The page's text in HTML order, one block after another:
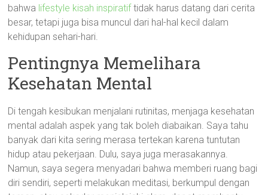
bahwa lifestyle kisah inspiratiftidak harus datang dari cerita
besar, tetapi juga bisa muncul dari hal-hal kecil dalam
kehidupan sehari-hari.
Pentingnya Memelihara
Kesehatan Mental
Di tengah kesibukan menjalani rutinitas, menjaga kesehatan
mental adalah aspek yang tak boleh diabaikan. Saya tahu
banyak dari kita sering merasa tertekan karena tuntutan
hidup atau pekerjaan. Dulu, saya juga merasakannya.
Namun, saya segera menyadari bahwa memberi ruang bagi
diri sendiri, seperti melakukan meditasi, berkumpul dengan